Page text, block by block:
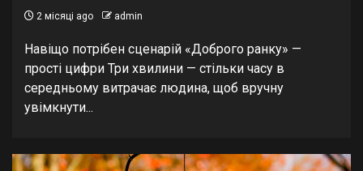
2 місяці ago admin
Навіщо потрібен сценарій «Доброго ранку» —
прості цифри Три хвилини — стільки часу в
середньому витрачає людина, щоб вручну
увімкнути...